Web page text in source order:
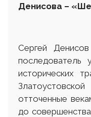
Денисова –
Сергей
последователь
исторических
отточенные
до